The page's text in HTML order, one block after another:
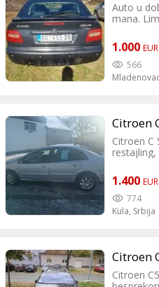
Auto u
mana.
model za
star i
1.000 EUR
566
Citroen
Citroen C
restajling,
15.12.26.
klima,
pre 20
servis
manjim
Sve u
ulaganja,
1.400 EUR
774
Kula, Srbija
Citroen
Citroen